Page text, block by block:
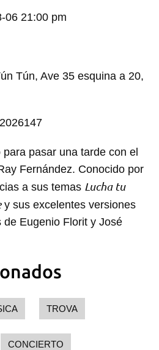
06 21:00 pm
Tún, Ave 35 esquina a 20,
pasar una tarde con el
Fernández. Conocido por
a sus temas Lucha tu
y sus excelentes versiones
de Eugenio Florit y José
TROVA
CONCIERTO